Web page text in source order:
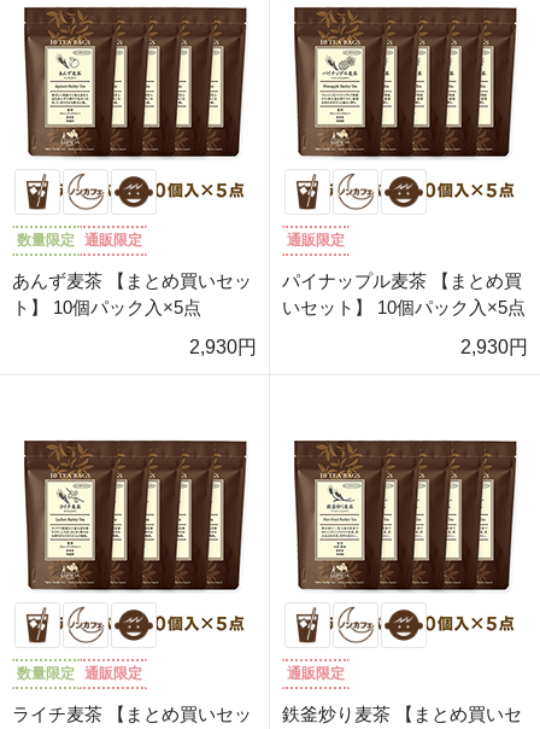
数量限定 通販限定
あんず麦茶 【まとめ買いセッ
ト】 10個パック入×5点
2,930円
通販限定
パイナップル麦茶 【まとめ買
いセット】 10個パック入×5点
2,930円
数量限定 通販限定
ライチ麦茶 【まとめ買いセッ
通販限定
鉄釜炒り麦茶 【まとめ買いセ